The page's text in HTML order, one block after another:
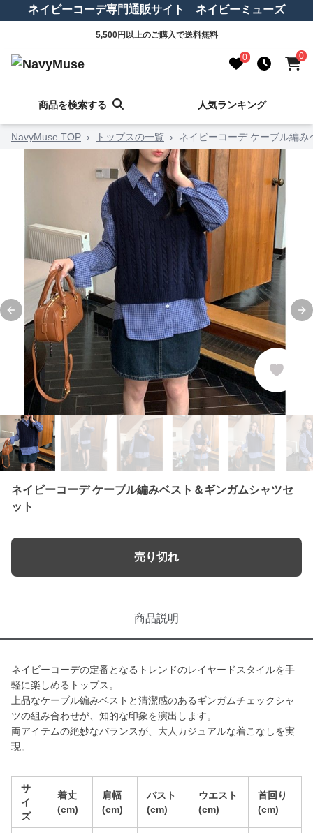
ネイビーコーデ専門通販サイト ネイビーミューズ
5,500円以上のご購入で送料無料
0 0
商品を検索する 人気ランキング
NavyMuse TOP › トップスの一覧 › ネイビーコーデ ケーブル編
Previous slide
ネイビーコーデ ケーブル編みベスト＆ギンガムシャツセ
ット
売り切れ
商品説明
ネイビーコーデの定番となるトレンドのレイヤードスタイルを手
軽に楽しめるトップス。
上品なケーブル編みベストと清潔感のあるギンガムチェックシャ
ツの組み合わせが、知的な印象を演出します。
両アイテムの絶妙なバランスが、大人カジュアルな着こなしを実
現。
サ
イ
ズ
着丈
(cm)
肩幅
(cm)
バスト
(cm)
ウエスト
(cm)
首回り
(cm)